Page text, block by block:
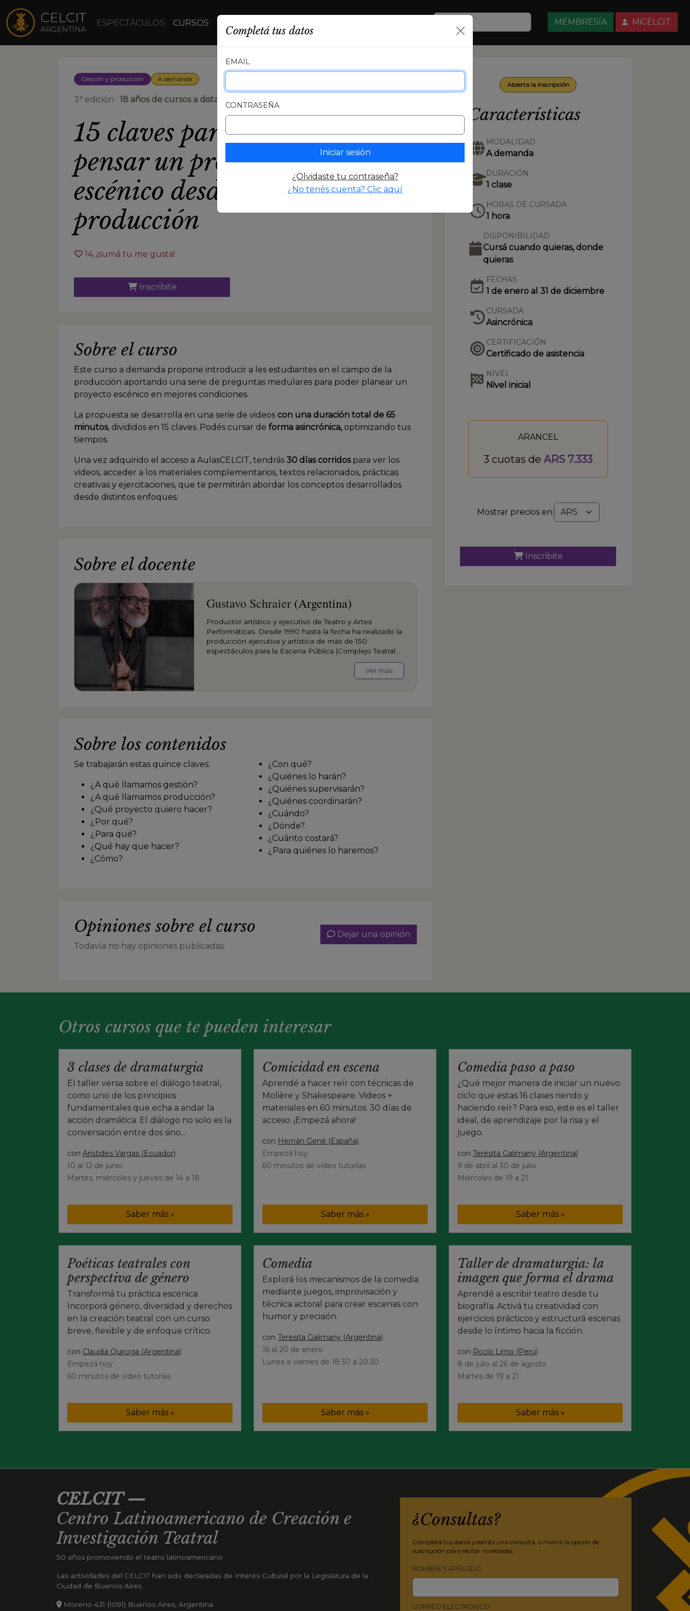
MEMBRESÍA MiCELCIT
ESPECTÁCULOS CURSOS
Gestión y producción A demanda
3a edición · 18 años de cursos a distancia
15 claves para
pensar un proyecto
escénico desde la
producción
14, ¡sumá tu me gusta!
Inscribite
Abierta la inscripción
Características
MODALIDAD
A demanda
DURACIÓN
1 clase
HORAS DE CURSADA
1 hora
DISPONIBILIDAD
Cursá cuando quieras, donde
quieras
FECHAS
1 de enero al 31 de diciembre
CURSADA
Asincrónica
CERTIFICACIÓN
Certificado de asistencia
NIVEL
Nivel inicial
ARANCEL
3 cuotas de ARS 7.333
Mostrar precios en:
Inscribite
Sobre el curso
Este curso a demanda propone introducir a les estudiantes en el campo de la
producción aportando una serie de preguntas medulares para poder planear un
proyecto escénico en mejores condiciones.
La propuesta se desarrolla en una serie de videos con una duración total de 65
minutos, divididos en 15 claves. Podés cursar de forma asincrónica, optimizando tus
tiempos.
Una vez adquirido el acceso a AulasCELCIT, tendrás 30 días corridospara ver los
videos, acceder a los materiales complementarios, textos relacionados, prácticas
creativas y ejercitaciones, que te permitirán abordar los conceptos desarrollados
desde distintos enfoques.
Sobre el docente
Gustavo Schraier (Argentina)
Productor artístico y ejecutivo de Teatro y Artes
Performáticas. Desde 1990 hasta la fecha ha realizado la
producción ejecutiva y artística de más de 150
espectáculos para la Escena Pública (Complejo Teatral
de Buenos Aires) y la Escena Privada, Empresarial e
Independiente, de la Ciudad de Buenos Aires y en giras
nacionales e internacionales. Es Docente Universitario
de Técnicas de Producción Escénica, siendo uno de los
producción escénica en libros y revistas especializadas y
es autor de Laboratorio de producción teatral 1, técnicas
alternativos, editado en 2006 por el INT y reeditado
Editorial Atuel. Actualmente fue reelegido presidente
de APPEAE, primera institución de su tipo en
Iberoamérica, constituida en 2016.
Ver más
Sobre los contenidos
Se trabajarán estas quince claves:
¿A qué llamamos gestión?
¿A qué llamamos producción?
¿Qué proyecto quiero hacer?
¿Por qué?
¿Para qué?
¿Qué hay que hacer?
¿Cómo?
¿Con qué?
¿Quiénes lo harán?
¿Quiénes supervisarán?
¿Quiénes coordinarán?
¿Cuándo?
¿Dónde?
¿Cuánto costará?
¿Para quiénes lo haremos?
Opiniones sobre el curso
Todavía no hay opiniones publicadas.
Dejar una opinión
Otros cursos que te pueden interesar
3 clases de dramaturgia
El taller versa sobre el diálogo teatral,
como uno de los principios
fundamentales que echa a andar la
acción dramática. El diálogo no solo es la
conversación entre dos sino...
con Arístides Vargas (Ecuador)
10 al 12 de junio
Martes, miércoles y jueves de 14 a 18
Saber más »
Comicidad en escena
Aprendé a hacer reír con técnicas de
Molière y Shakespeare. Videos +
materiales en 60 minutos. 30 días de
acceso. ¡Empezá ahora!
con Hernán Gené (España)
Empezá hoy
60 minutos de video tutorías
Saber más »
Comedia paso a paso
¿Qué mejor manera de iniciar un nuevo
ciclo que estas 16 clases riendo y
haciendo reír? Para eso, este es el taller
ideal, de aprendizaje por la risa y el
juego.
con Teresita Galimany (Argentina)
9 de abril al 30 de julio
Miércoles de 19 a 21
Saber más »
Poéticas teatrales con
perspectiva de género
Transformá tu práctica escénica.
Incorporá género, diversidad y derechos
en la creación teatral con un curso
breve, flexible y de enfoque crítico.
con Claudia Quiroga (Argentina)
Empezá hoy
60 minutos de video tutorías
Saber más »
Comedia
Explorá los mecanismos de la comedia
mediante juegos, improvisación y
técnica actoral para crear escenas con
humor y precisión.
con Teresita Galimany (Argentina)
16 al 20 de enero
Lunes a viernes de 18.30 a 20.30
Saber más »
Taller de dramaturgia: la
imagen que forma el drama
Aprendé a escribir teatro desde tu
biografía. Activá tu creatividad con
ejercicios prácticos y estructurá escenas
desde lo íntimo hacia la ficción.
con Rocío Limo (Perú)
8 de julio al 26 de agosto
Martes de 19 a 21
Saber más »
CELCIT—
Centro Latinoamericano de Creación e
Investigación Teatral
50 años promoviendo el teatro latinoamericano
Las actividades del CELCIT han sido declaradas de Interés Cultural por la Legislatura de la
Ciudad de Buenos Aires
Moreno 431 (1091) Buenos Aires, Argentina
¿Consultas?
Completá tus datos y escribí una consulta, o marcá la opción de
suscripción para recibir novedades.
NOMBRE Y APELLIDO
CORREO ELECTRÓNICO
Completá tus datos
EMAIL
CONTRASEÑA
Iniciar sesión
¿Olvidaste tu contraseña?
¿No tenés cuenta? Clic aquí